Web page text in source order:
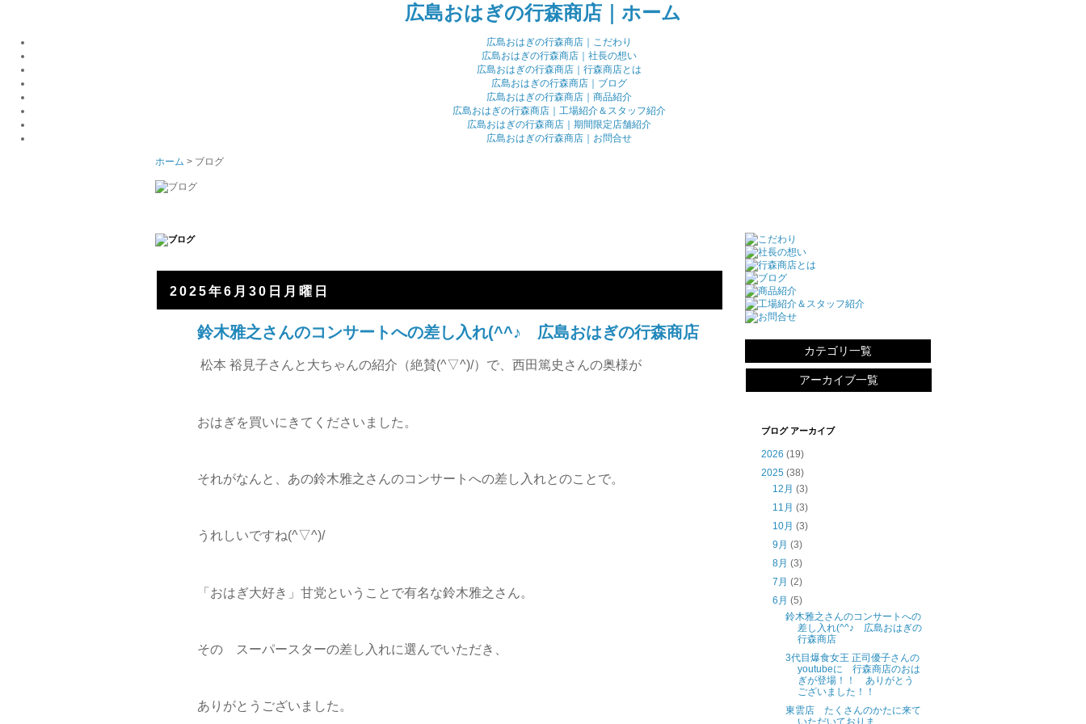
広島おはぎの行森商店｜ホーム
広島おはぎの行森商店｜こだわり
広島おはぎの行森商店｜社長の想い
広島おはぎの行森商店｜行森商店とは
広島おはぎの行森商店｜ブログ
広島おはぎの行森商店｜商品紹介
広島おはぎの行森商店｜工場紹介＆スタッフ紹介
広島おはぎの行森商店｜期間限定店舗紹介
広島おはぎの行森商店｜お問合せ
ホーム > ブログ
2025年6月30日月曜日
鈴木雅之さんのコンサートへの差し入れ(^^♪ 広島おはぎの行森商店
松本 裕見子さんと大ちゃんの紹介（絶賛(^▽^)/）で、西田篤史さんの奥様が
おはぎを買いにきてくださいました。
それがなんと、あの鈴木雅之さんのコンサートへの差し入れとのことで。
うれしいですね(^▽^)/
「おはぎ大好き」甘党ということで有名な鈴木雅之さん。
その スーパースターの差し入れに選んでいただき、
ありがとうございました。
カテゴリ一覧
アーカイブ一覧
ブログ アーカイブ
2026 (19)
2025 (38)
12月 (3)
11月 (3)
10月 (3)
9月 (3)
8月 (3)
7月 (2)
6月 (5)
鈴木雅之さんのコンサートへの
差し入れ(^^♪ 広島おはぎの
行森商店
3代目爆食女王 正司優子さんの
youtubeに 行森商店のおは
ぎが登場！！ ありがとう
ございました！！
東雲店 たくさんのかたに来て
いただいておりま